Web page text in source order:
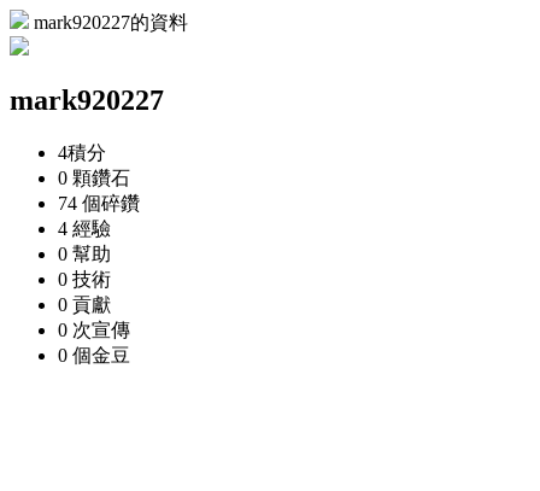
mark920227的資料
mark920227
4積分
0 顆鑽石
74 個碎鑽
4 經驗
0 幫助
0 技術
0 貢獻
0 次宣傳
0 個金豆